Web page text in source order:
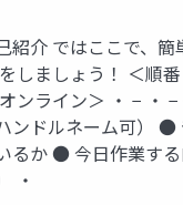
紹介 ではここで、簡
しましょう！ ＜順
ンライン＞ ・ − ・
ハンドルネーム可） ●
るか ● 今日作業す
・